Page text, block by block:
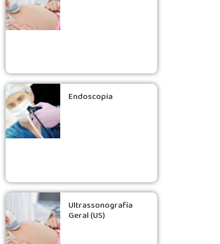
Endoscopia
Ultrassonografia
Geral (US)